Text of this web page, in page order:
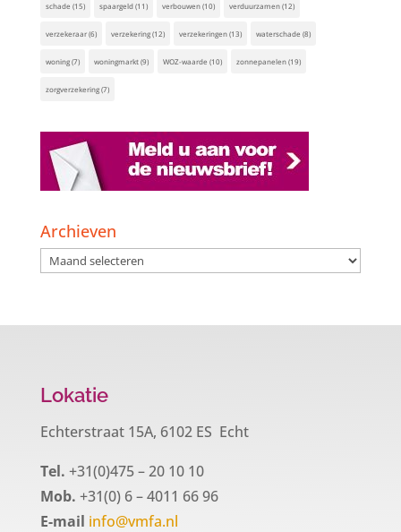
schade (15) spaargeld(11) verbouwen(10) verduurzamen(12)
verzekeraar(6) verzekering(12) verzekeringen(13) waterschade (8)
woning(7) woningmarkt(9) WOZ-waarde (10) zonnepanelen(19)
zorgverzekering(7)
Archieven
Archieven
Lokatie
Echterstraat 15A, 6102 ES Echt
Tel. +31(0)475 – 20 10 10
Mob. +31(0) 6 – 4011 66 96
E-mail info@vmfa.nl